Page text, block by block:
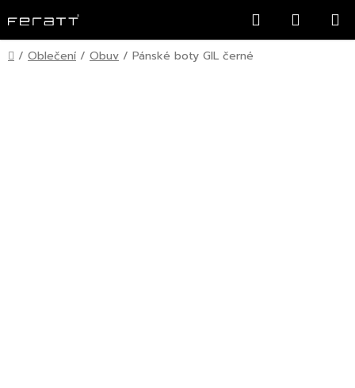
na
obsah
Hledat
KOŠÍK
Domů
/ Oblečení / Obuv / Pánské boty GIL černé